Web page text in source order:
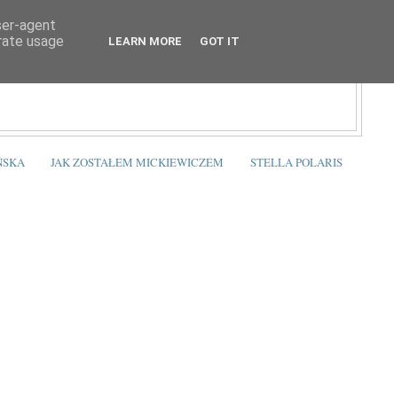
JAK ZOSTAŁEM MICKIEWICZEM STELLA POLARIS
agent
usage
LEARN MORE GOT IT